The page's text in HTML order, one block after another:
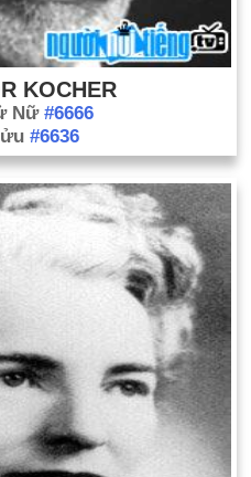
KOCHER
Nữ #6666
#6636